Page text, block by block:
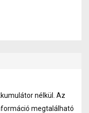
nélkül. Az
megtalálható